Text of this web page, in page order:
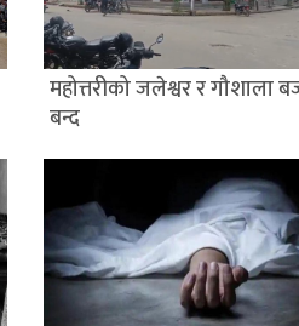
महोत्तरीको जलेश्वर र गौशाला
बन्द